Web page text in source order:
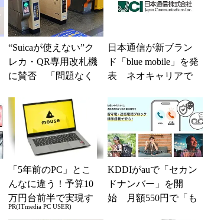
“Suicaが使えない”ク
レカ・QR専用改札機
に賛否 「問題なく
系ICの方がスムー...
日本通信が新ブラン
ド「blue mobile」を発
表 ネオキャリアで
「5年前のPC」とこ
んなに違う！予算10
万円台前半で実現す
る快適PCライフ
PR(ITmedia PC USER)
KDDIがauで「セカン
ドナンバー」を開
始 月額550円で「も